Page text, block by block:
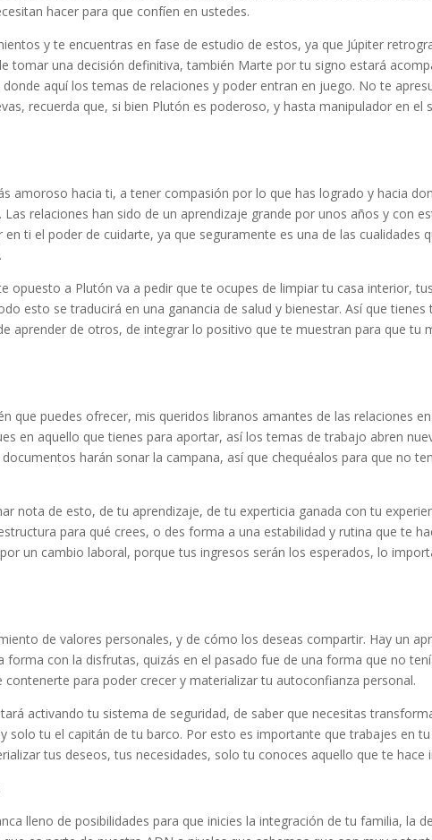
hacer para que confíen en ustedes.
y te encuentras en fase de estudio de estos, ya que Júpiter
tomar una decisión definitiva, también Marte por tu signo estará
aquí los temas de relaciones y poder entran en juego. No te
recuerda que, si bien Plutón es poderoso, y hasta manipulador en el
amoroso hacia ti, a tener compasión por lo que has logrado y hacia
relaciones han sido de un aprendizaje grande por unos años y con
ti el poder de cuidarte, ya que seguramente es una de las cualidades
opuesto a Plutón va a pedir que te ocupes de limpiar tu casa interior,
esto se traducirá en una ganancia de salud y bienestar. Así que tienes
aprender de otros, de integrar lo positivo que te muestran para que tu
que puedes ofrecer, mis queridos libranos amantes de las relaciones
en aquello que tienes para aportar, así los temas de trabajo abren
harán sonar la campana, así que chequéalos para que no
nota de esto, de tu aprendizaje, de tu experticia ganada con tu
para qué crees, o des forma a una estabilidad y rutina que te
un cambio laboral, porque tus ingresos serán los esperados, lo
de valores personales, y de cómo los deseas compartir. Hay un
forma con la disfrutas, quizás en el pasado fue de una forma que no
contenerte para poder crecer y materializar tu autoconfianza personal.
activando tu sistema de seguridad, de saber que necesitas
solo tu el capitán de tu barco. Por esto es importante que trabajes en tu
tus deseos, tus necesidades, solo tu conoces aquello que te hace
lleno de posibilidades para que inicies la integración de tu familia, la